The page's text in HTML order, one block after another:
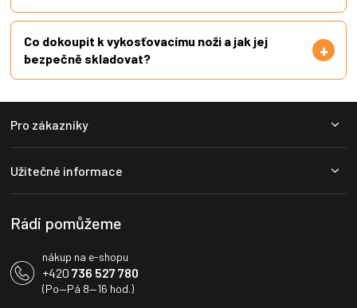
Co dokoupit k vykosťovacímu noži a jak jej
bezpečně skladovat?
Pro zákazníky
Užitečné informace
Rádi pomůžeme
nákup na e-shopu
+420 736 527 780
(Po—Pá 8—16 hod.)